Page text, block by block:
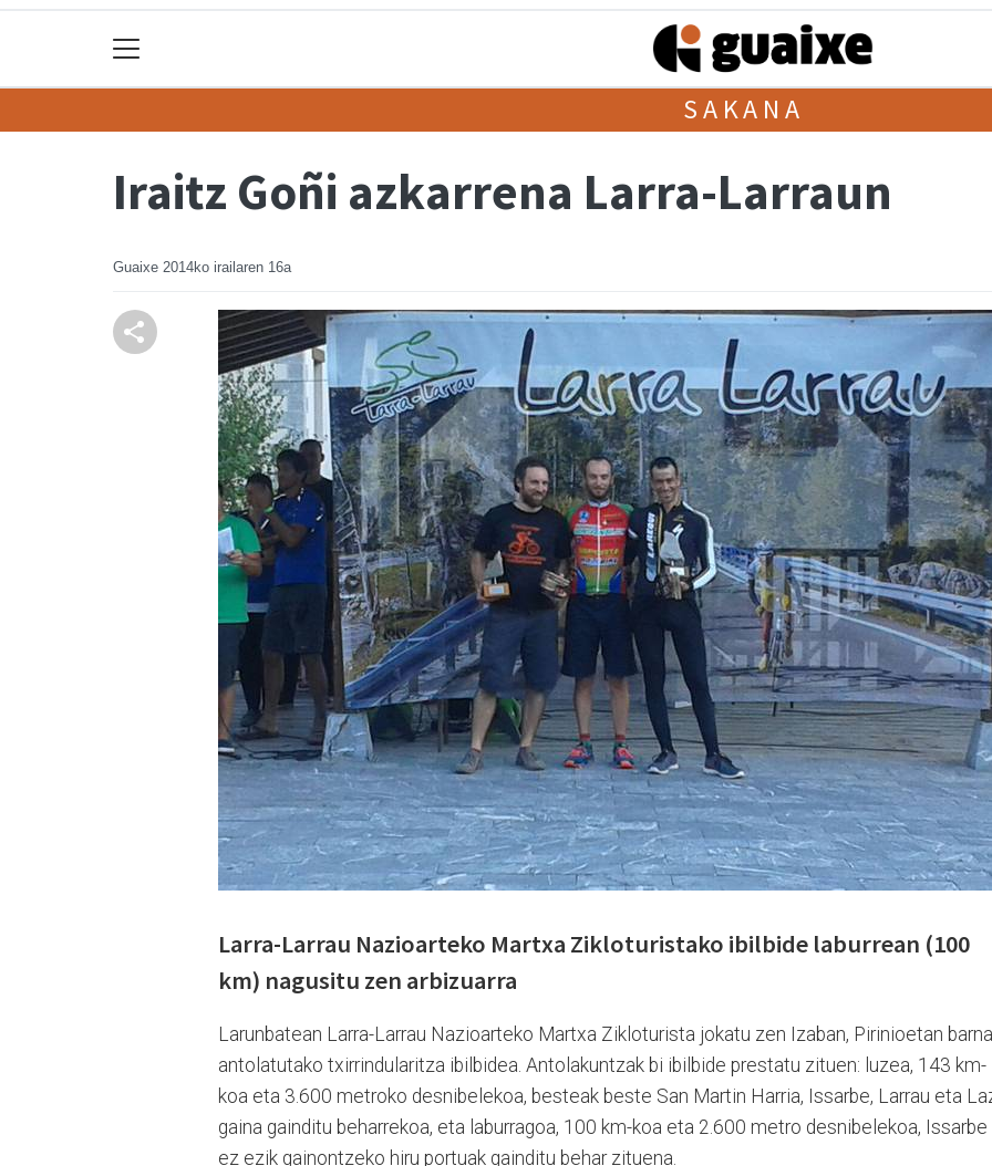
SAKANA
Iraitz Goñi azkarrena Larra-Larraun
Guaixe 2014ko irailaren 16a
Larra-Larrau Nazioarteko Martxa Zikloturistako ibilbide laburrean (100
km) nagusitu zen arbizuarra
Larunbatean Larra-Larrau Nazioarteko Martxa Zikloturista jokatu zen Izaban, Pirinioetan barna
antolatutako txirrindularitza ibilbidea. Antolakuntzak bi ibilbide prestatu zituen: luzea, 143 km-
koa eta 3.600 metroko desnibelekoa, besteak beste San Martin Harria, Issarbe, Larrau eta
gaina gainditu beharrekoa, eta laburragoa, 100 km-koa eta 2.600 metro desnibelekoa, Issarbe
ez ezik gainontzeko hiru portuak gainditu behar zituena.